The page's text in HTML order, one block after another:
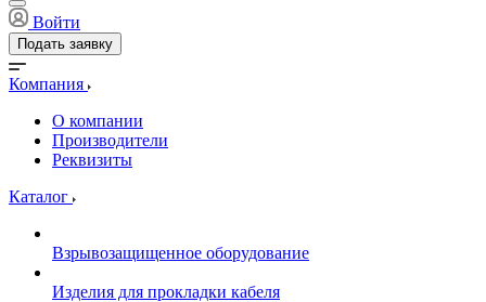
Войти
Подать заявку
Компания
О компании
Производители
Реквизиты
Каталог
Взрывозащищенное оборудование
Изделия для прокладки кабеля